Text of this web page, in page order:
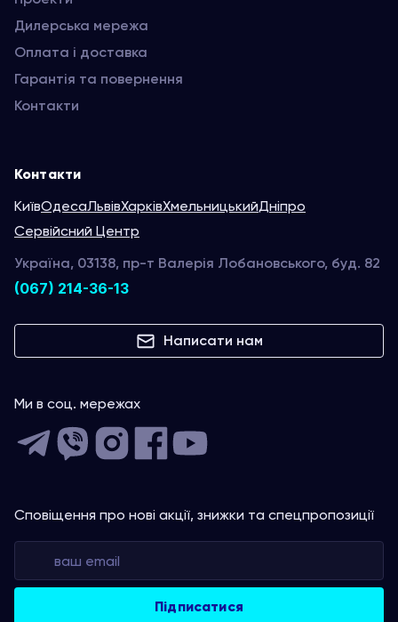
Дилерська мережа
Оплата і доставка
Гарантія та повернення
Контакти
Контакти
КиївОдесаЛьвівХарківХмельницькийДніпро
Сервійсний Центр
Україна, 03138, пр-т Валерія Лобановського, буд. 82
(067) 214-36-13
Написати нам
Ми в соц. мережах
Сповіщення про нові акції, знижки та спецпропозиції